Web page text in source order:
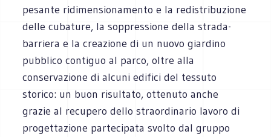
pesante ridimensionamento e la redistribuzione
delle cubature, la soppressione della strada-
barriera e la creazione di un nuovo giardino
pubblico contiguo al parco, oltre alla
conservazione di alcuni edifici del tessuto
storico: un buon risultato, ottenuto anche
grazie al recupero dello straordinario lavoro di
progettazione partecipata svolto dal gruppo